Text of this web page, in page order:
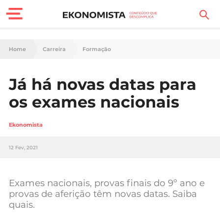
Finanças Pessoais
Carreira
Tecnologia
Negócios
Home Carreira Formação
Já há novas datas para
os exames nacionais
Ekonomista
12 Fev, 2021
Exames nacionais, provas finais do 9º ano e
provas de aferição têm novas datas. Saiba
quais.